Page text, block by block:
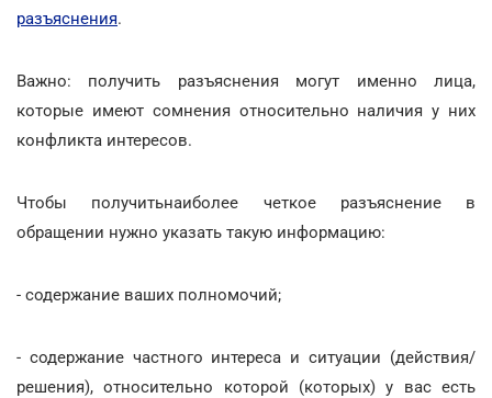
разъяснения.
Важно: получить разъяснения могут именно лица,
которые имеют сомнения относительно наличия у них
конфликта интересов.
Чтобы получитьнаиболее четкое разъяснение в
обращении нужно указать такую информацию:
- содержание ваших полномочий;
- содержание частного интереса и ситуации (действия/
решения), относительно которой (которых) у вас есть